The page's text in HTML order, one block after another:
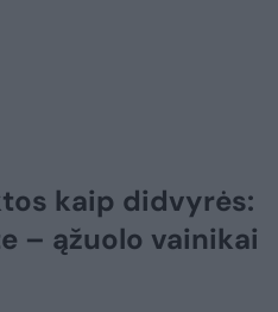
kaip didvyrės:
– ąžuolo vainikai